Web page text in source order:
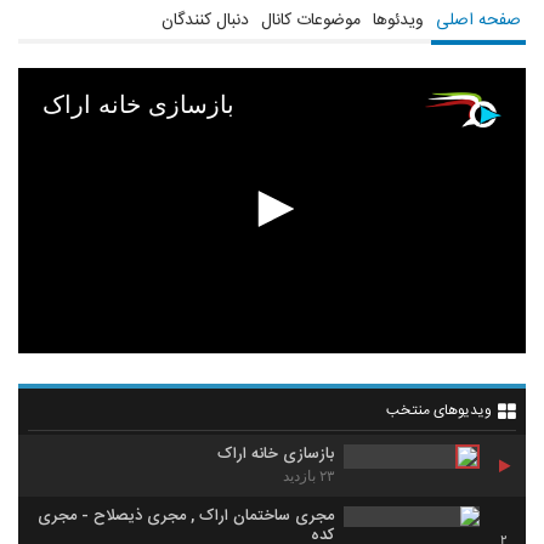
صفحه اصلی ویدئوها موضوعات کانال دنبال کنندگان
بازسازی خانه اراک
ویدیوهای منتخب
بازسازی خانه اراک
۲۳ بازدید
2
مجری ساختمان اراک , مجری ذیصلاح - مجری
کده